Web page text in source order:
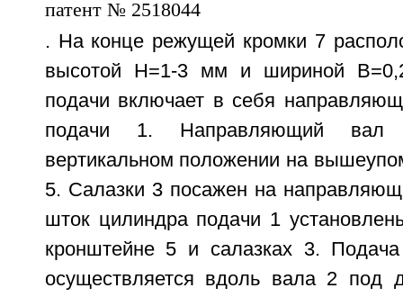
. На конце режущей кромки 7
высотой Н=1-3 мм и шириной
подачи включает в себя
подачи 1. Направляющий
вертикальном положении на
5. Салазки 3 посажен на
шток цилиндра подачи 1
кронштейне 5 и салазках 3.
осуществляется вдоль вала 2 под